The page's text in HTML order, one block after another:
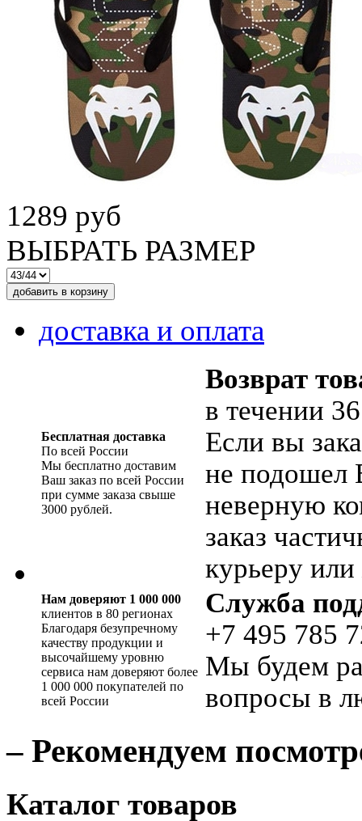
1289 руб
ВЫБРАТЬ РАЗМЕР
доставка и оплата
Бесплатная доставка
По всей России
Мы бесплатно доставим
Ваш заказ по всей России
при сумме заказа свыше
3000 рублей.
Возврат
в течении
Если вы
не подошел
неверную
заказ
курьеру
Нам доверяют 1 000 000
клиентов в 80 регионах
Благодаря безупречному
качеству продукции и
высочайшему уровню
сервиса нам доверяют более
1 000 000 покупателей по
всей России
Служба
+7 495 785
Мы будем
вопросы в
– Рекомендуем
Каталог товаров